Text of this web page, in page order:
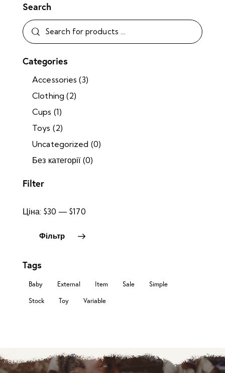
Search
Categories
Accessories (3)
Clothing (2)
Cups (1)
Toys (2)
Uncategorized (0)
Без категорії (0)
Filter
Фільтр
Ціна: $30 —$170
Tags
Baby External Item Sale Simple
Stock Toy Variable